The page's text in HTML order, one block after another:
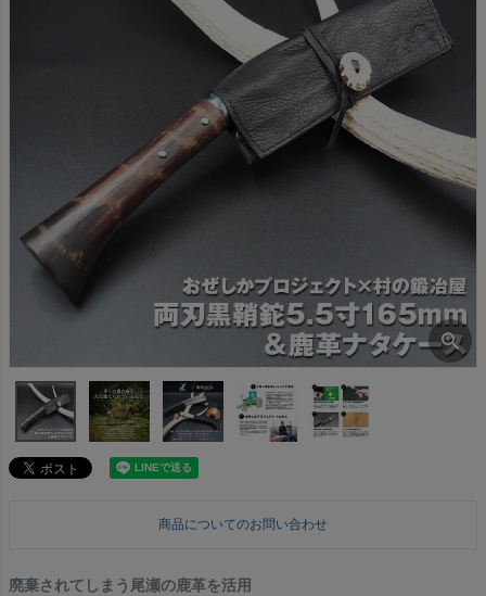
商品についてのお問い合わせ
廃棄されてしまう尾瀬の鹿革を活用